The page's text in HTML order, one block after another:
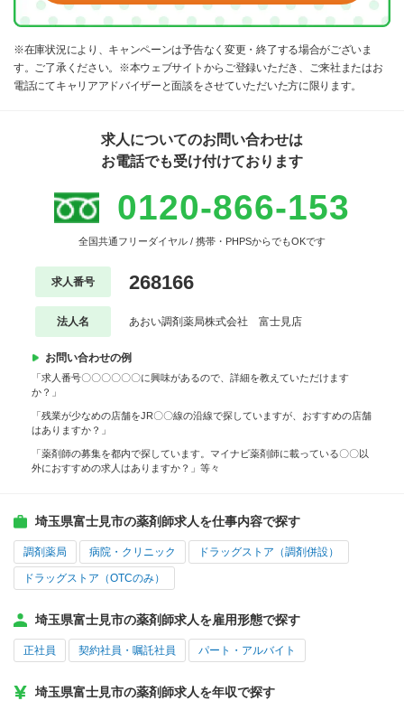
※在庫状況により、キャンペーンは予告なく変更・終了する場合がございま
す。ご了承ください。※本ウェブサイトからご登録いただき、ご来社またはお
電話にてキャリアアドバイザーと面談をさせていただいた方に限ります。
求人についてのお問い合わせは
お電話でも受け付けております
0120-866-153
全国共通フリーダイヤル / 携帯・PHPSからでもOKです
求人番号 268166
法人名 あおい調剤薬局株式会社 富士見店
お問い合わせの例
「求人番号〇〇〇〇〇〇に興味があるので、詳細を教えていただけます
か？」
「残業が少なめの店舗をJR〇〇線の沿線で探していますが、おすすめの店舗
はありますか？」
「薬剤師の募集を都内で探しています。マイナビ薬剤師に載っている〇〇以
外におすすめの求人はありますか？」等々
埼玉県富士見市の薬剤師求人を仕事内容で探す
調剤薬局 病院・クリニック ドラッグストア（調剤併設）
ドラッグストア（OTCのみ）
埼玉県富士見市の薬剤師求人を雇用形態で探す
正社員 契約社員・嘱託社員 パート・アルバイト
埼玉県富士見市の薬剤師求人を年収で探す